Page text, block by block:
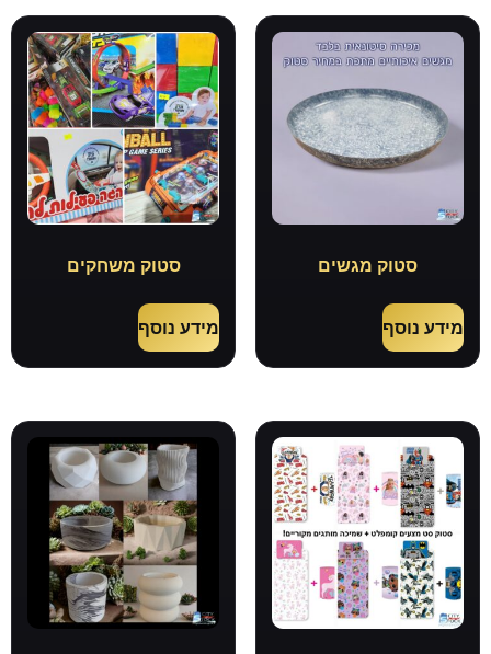
סטוק מגשים
מידע נוסף
סטוק משחקים
מידע נוסף